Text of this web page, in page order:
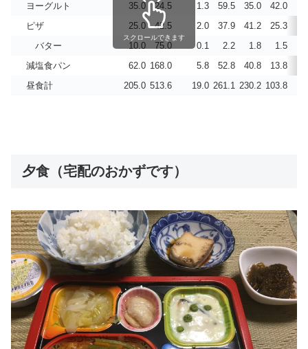
ヨーグルト
35.0 24.5 1.3 59.5 35.0 42.0
ピザ
25.0 42.5 2.0 37.9 41.2 25.3
バター
10.0 75.0 0.1 2.2 1.8 1.5
減塩食パン
62.0 168.0 5.8 52.8 40.8 13.8
昼食計
205.0 513.6 19.0 261.1 230.2 103.8
スクロールできます
夕食（宅配のおかずです）